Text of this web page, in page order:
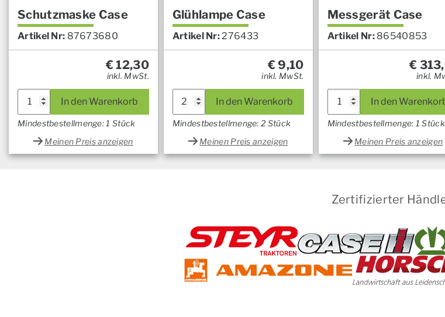
Schutzmaske Case
Artikel Nr: 87673680
€12,30
inkl. MwSt.
In den Warenkorb
Mindestbestellmenge: 1 Stück
Meinen Preis anzeigen
Glühlampe Case
Artikel Nr: 276433
€9,10
inkl. MwSt.
In den Warenkorb
Mindestbestellmenge: 2 Stück
Meinen Preis anzeigen
Messgerät Case
Artikel Nr: 86540853
€
inkl.
In den
Mindestbestellmenge: 1 Stück
Meinen Preis anzeigen
Zertifizierter